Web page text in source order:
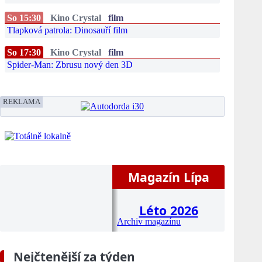
So 15:30 Kino Crystal
film
Tlapková patrola: Dinosauří film
So 17:30 Kino Crystal
film
Spider-Man: Zbrusu nový den 3D
REKLAMA
Magazín Lípa
Léto 2026
Archiv magazínu
Nejčtenější za týden